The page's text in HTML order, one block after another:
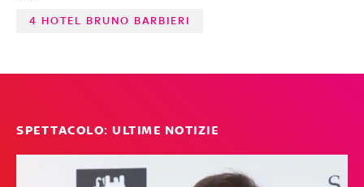
4 HOTEL BRUNO BARBIERI
SPETTACOLO: ULTIME NOTIZIE